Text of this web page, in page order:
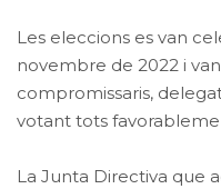
Les eleccions es van
novembre de 2022 i
compromissaris,
votant tots
La Junta Directiva que